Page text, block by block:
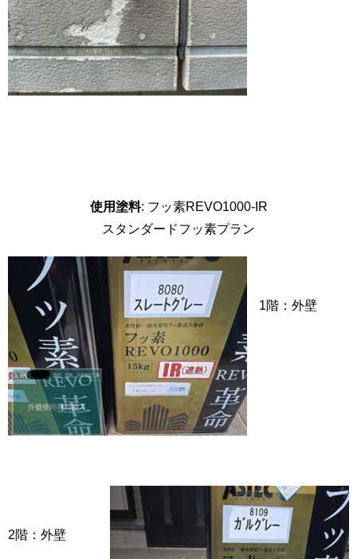
使用塗料: フッ素REVO1000-IR
スタンダードフッ素プラン
1階：外壁
2階：外壁